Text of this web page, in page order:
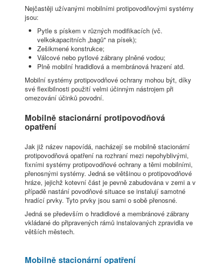
Nejčastěji užívanými mobilními protipovodňovými systémy
jsou:
Pytle s pískem v různých modifikacích (vč.
velkokapacitních „bagů" na písek);
Zešikmené konstrukce;
Válcové nebo pytlové zábrany plněné vodou;
Plně mobilní hradidlová a membránová hrazení atd.
Mobilní systémy protipovodňové ochrany mohou být, díky
své flexibilnosti použití velmi účinným nástrojem při
omezování účinků povodní.
Mobilně stacionární protipovodňová
opatření
Jak již název napovídá, nacházejí se mobilně stacionární
protipovodňová opatření na rozhraní mezi nepohyblivými,
fixními systémy protipovodňové ochrany a těmi mobilními,
přenosnými systémy. Jedná se většinou o protipovodňové
hráze, jejichž kotevní část je pevně zabudována v zemi a v
případě nastání povodňové situace se instalují samotné
hradící prvky. Tyto prvky jsou sami o sobě přenosné.
Jedná se především o hradidlové a membránové zábrany
vkládané do připravených rámů instalovaných zpravidla ve
větších městech.
Mobilně stacionární opatření